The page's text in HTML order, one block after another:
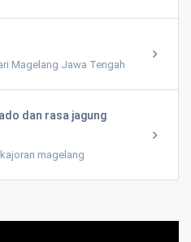
Magelang Jawa Tengah
dan rasa jagung
magelang